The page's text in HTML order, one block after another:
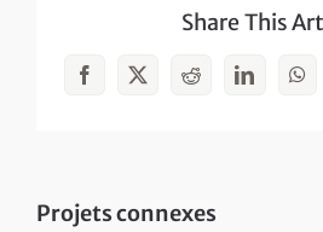
Share This
Facebook
X RedditLinkedIn
Projets connexes